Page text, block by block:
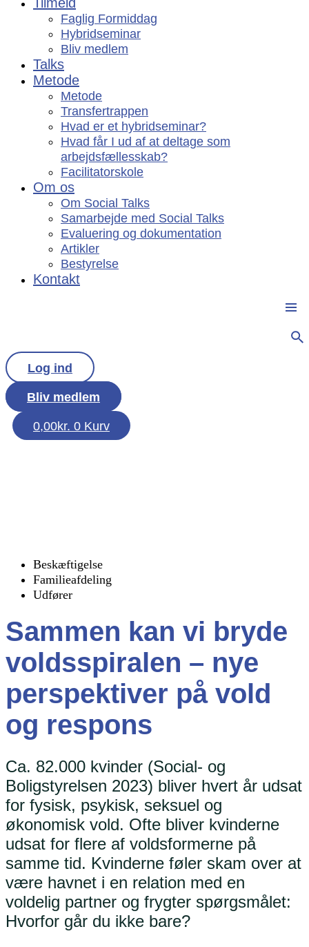
Faglig Formiddag
Hybridseminar
Bliv medlem
Talks
Metode
Metode
Transfertrappen
Hvad er et hybridseminar?
Hvad får I ud af at deltage som
arbejdsfællesskab?
Facilitatorskole
Om os
Om Social Talks
Samarbejde med Social Talks
Evaluering og dokumentation
Artikler
Bestyrelse
Kontakt
Log ind
Bliv medlem
0,00kr. 0 Kurv
Beskæftigelse
Familieafdeling
Udfører
Sammen kan vi bryde
voldsspiralen – nye
perspektiver på vold
og respons
Ca. 82.000 kvinder (Social- og
Boligstyrelsen 2023) bliver hvert år udsat
for fysisk, psykisk, seksuel og
økonomisk vold. Ofte bliver kvinderne
udsat for flere af voldsformerne på
samme tid. Kvinderne føler skam over at
være havnet i en relation med en
voldelig partner og frygter spørgsmålet:
Hvorfor går du ikke bare?